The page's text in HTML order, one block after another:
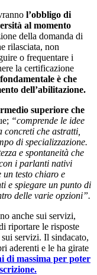
l’obbligo di
al momento
della domanda di
rilasciata, non
o frequentare i
la certificazione
è che
dell’abilitazione.
superiore che
“comprende le idee
che astratti,
di specializzazione.
e spontaneità che
i parlanti nativi
un testo chiaro e
e spiegare un punto di
delle varie opzioni”.
anche sui servizi,
riportare le risposte
servizi. Il sindacato,
aderenti e le ha girate
di massima per poter